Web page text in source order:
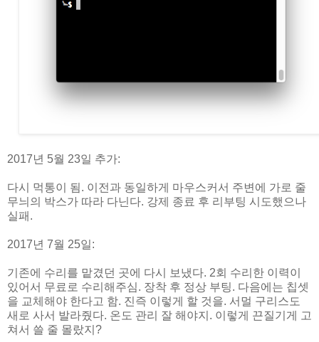
2017년 5월 23일 추가:
다시 먹통이 됨. 이전과 동일하게 마우스커서 주변에 가로 줄
무늬의 박스가 따라 다닌다. 강제 종료 후 리부팅 시도했으나
실패.
2017년 7월 25일:
기존에 수리를 맡겼던 곳에 다시 보냈다. 2회 수리한 이력이
있어서 무료로 수리해주심. 장착 후 정상 부팅. 다음에는 칩셋
을 교체해야 한다고 함. 진즉 이렇게 할 것을. 서멀 구리스도
새로 사서 발라줬다. 온도 관리 잘 해야지. 이렇게 끈질기게 고
쳐서 쓸 줄 몰랐지?